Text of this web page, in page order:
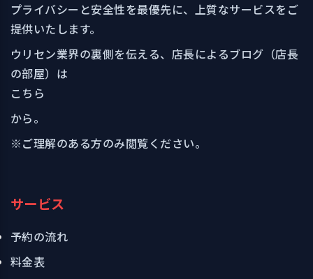
プライバシーと安全性を最優先に、上質なサービスをご
提供いたします。
ウリセン業界の裏側を伝える、店長によるブログ（店長
の部屋）は
こちら
から。
※ご理解のある方のみ閲覧ください。
サービス
予約の流れ
料金表